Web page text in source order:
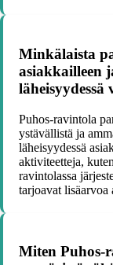
Minkälaista
asiakkailleen
läheisyydessä
Puhos-ravintola
ystävällistä ja
läheisyydessä
aktiviteetteja,
ravintolassa
tarjoavat
Miten Puhos-